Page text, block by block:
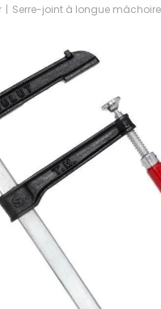
Serre-joint à longue mâchoire